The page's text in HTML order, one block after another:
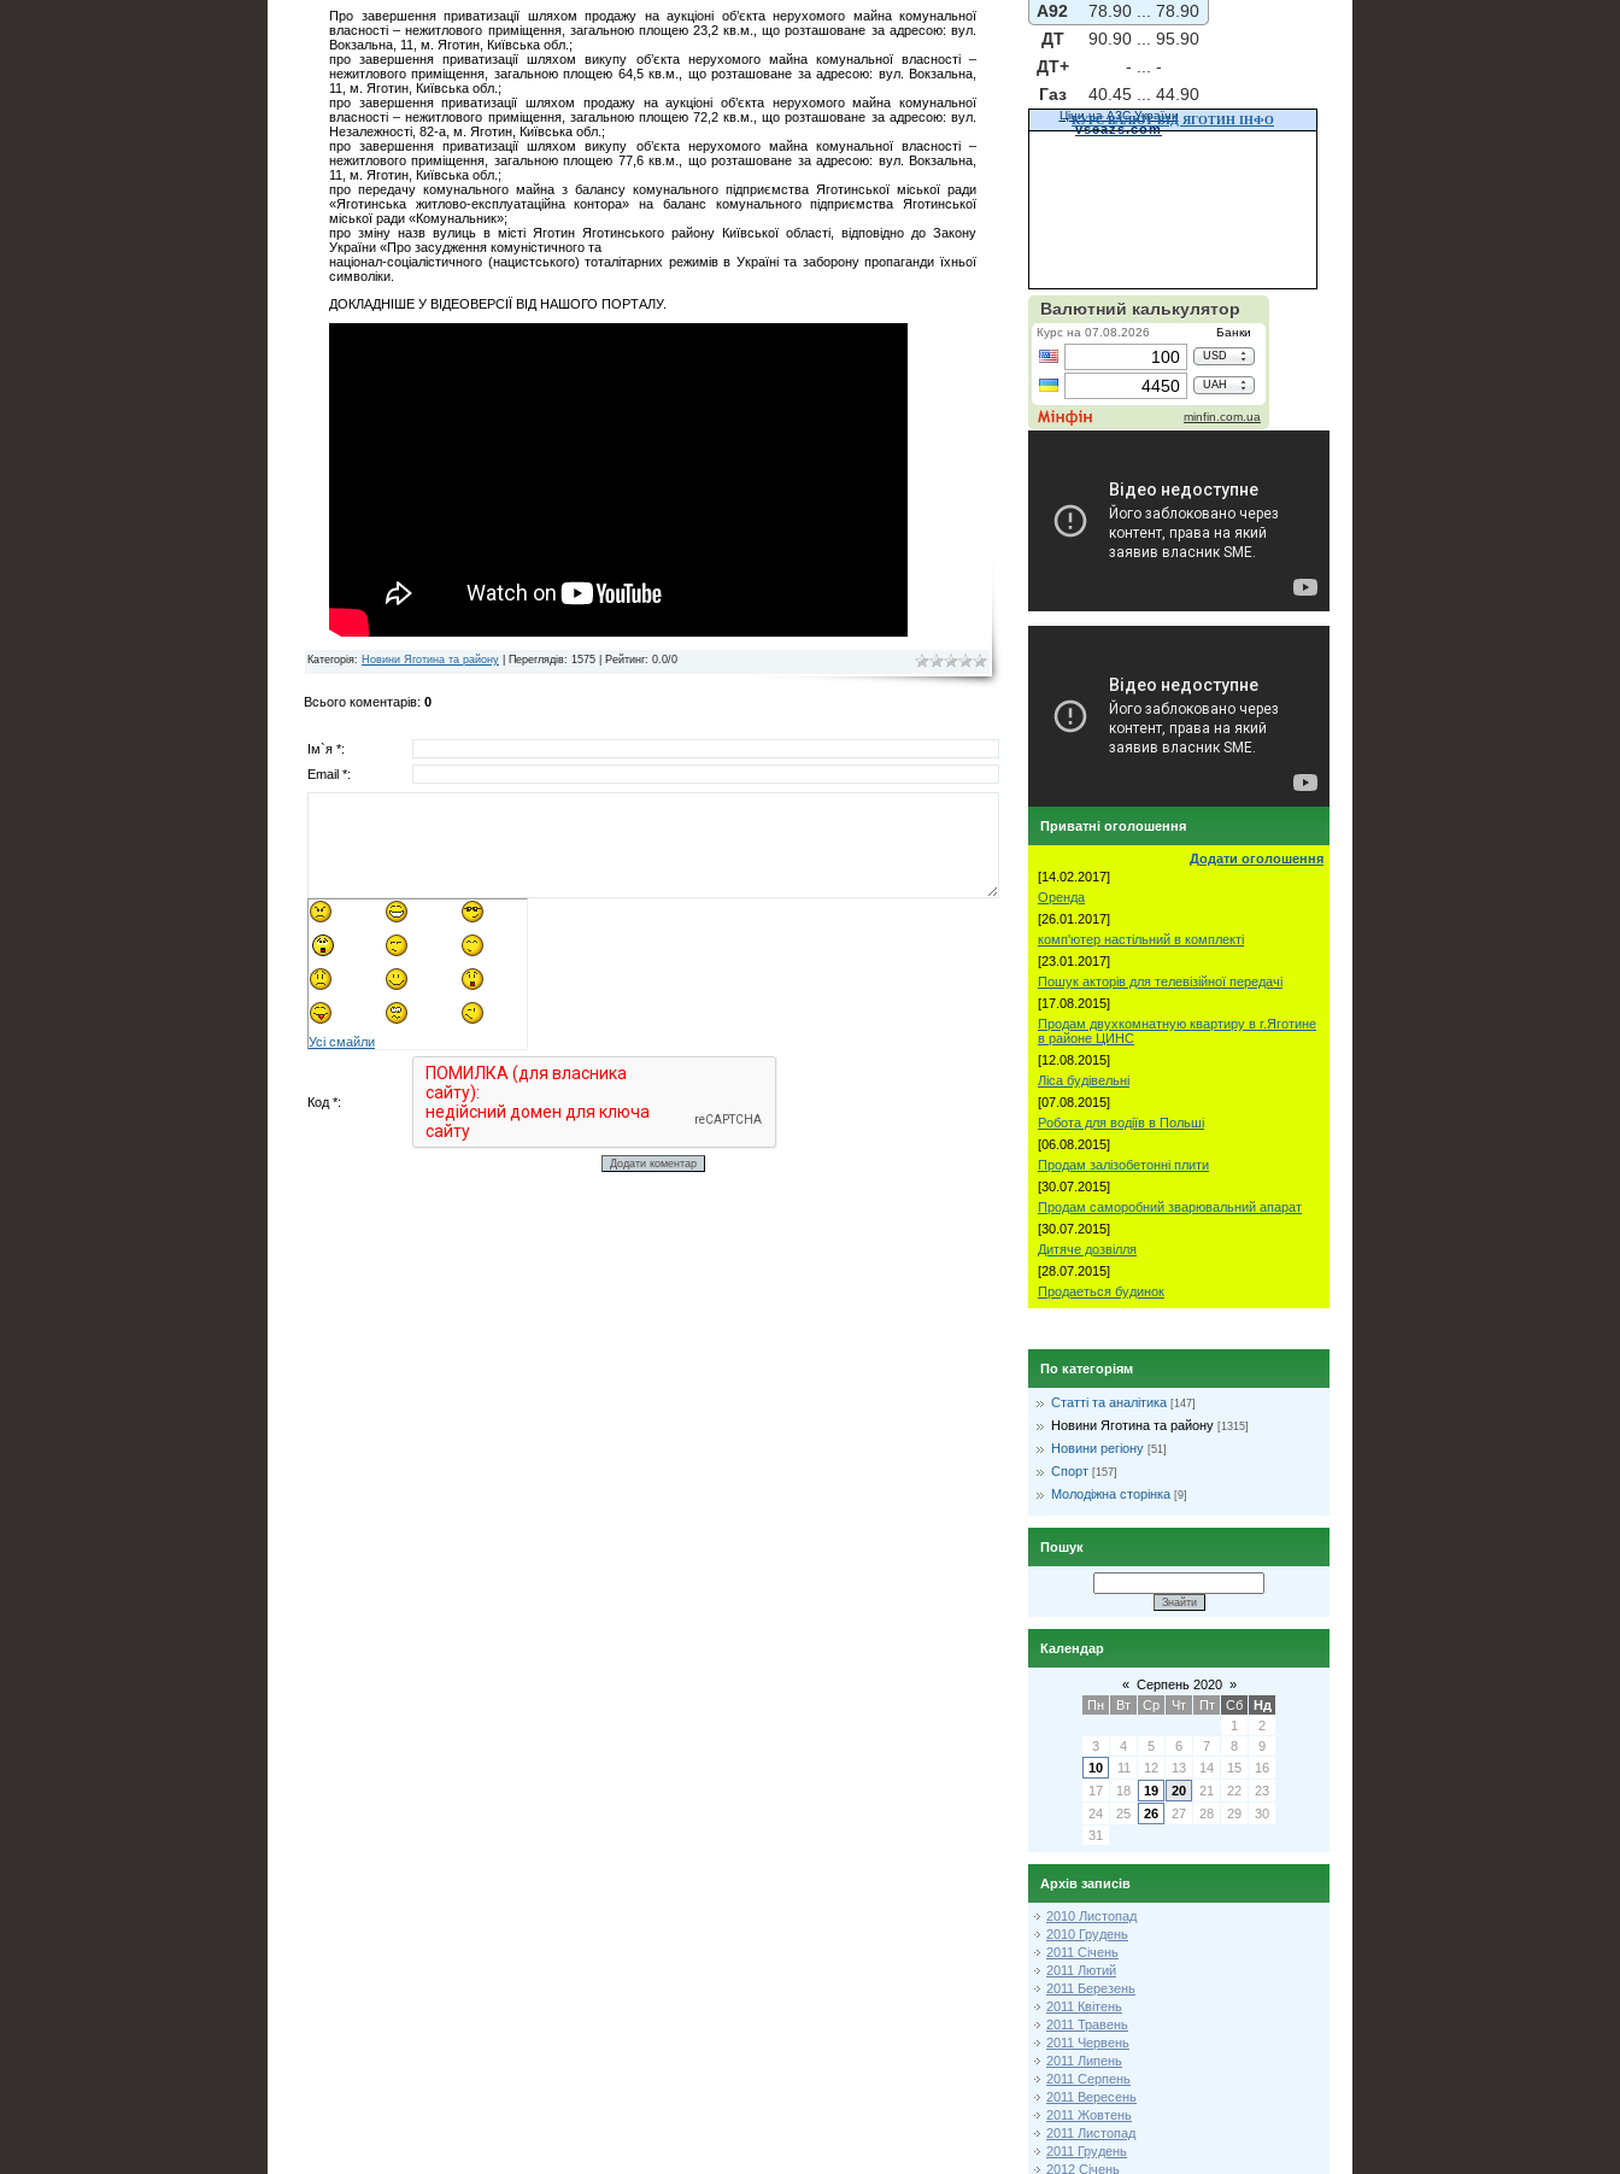
Про завершення приватизації шляхом продажу на аукціоні об’єкта нерухомого майна комунальної
власності – нежитлового приміщення, загальною площею 23,2 кв.м., що розташоване за адресою: вул.
Вокзальна, 11, м. Яготин, Київська обл.;
про завершення приватизації шляхом викупу об’єкта нерухомого майна комунальної власності –
нежитлового приміщення, загальною площею 64,5 кв.м., що розташоване за адресою: вул. Вокзальна,
11, м. Яготин, Київська обл.;
про завершення приватизації шляхом продажу на аукціоні об’єкта нерухомого майна комунальної
власності – нежитлового приміщення, загальною площею 72,2 кв.м., що розташоване за адресою: вул.
Незалежності, 82-а, м. Яготин, Київська обл.;
про завершення приватизації шляхом викупу об’єкта нерухомого майна комунальної власності –
нежитлового приміщення, загальною площею 77,6 кв.м., що розташоване за адресою: вул. Вокзальна,
11, м. Яготин, Київська обл.;
про передачу комунального майна з балансу комунального підприємства Яготинської міської ради
«Яготинська житлово-експлуатаційна контора» на баланс комунального підприємства Яготинської
міської ради «Комунальник»;
про зміну назв вулиць в місті Яготин Яготинського району Київської області, відповідно до Закону
України «Про засудження комуністичного та
націонал-соціалістичного (нацистського) тоталітарних режимів в Україні та заборону пропаганди їхньої
символіки.
ДОКЛАДНІШЕ У ВІДЕОВЕРСІЇ ВІД НАШОГО ПОРТАЛУ.
Категорія: Новини Яготина та району Переглядів: 1575 | Рейтинг: 0.0/0
Всього коментарів: 0
Ім`я *:
Email *:
Усі смайли
Код *:
A92
78.90 ...
78.90
ДТ
90.90 ...
95.90
ДТ+
- ...
-
Газ
40.45 ... 44.90
Ціни на АЗС України
vseazs.com
КУРС ВАЛЮТ ВІД ЯГОТИН ІНФО
Приватні оголошення
Додати оголошення
[14.02.2017]
Оренда
[26.01.2017]
комп'ютер настільний в комплекті
[23.01.2017]
Пошук акторів для телевізійної передачі
[17.08.2015]
Продам двухкомнатную квартиру в г.Яготине
в районе ЦИНС
[12.08.2015]
Ліса будівельні
[07.08.2015]
Робота для водіїв в Польші
[06.08.2015]
Продам залізобетонні плити
[30.07.2015]
Продам саморобний зварювальний апарат
[30.07.2015]
Дитяче дозвілля
[28.07.2015]
Продаеться будинок
По категоріям
Статті та аналітика [147]
Новини Яготина та району [1315]
Новини регіону [51]
Спорт [157]
Молодіжна сторінка [9]
Пошук
Календар
« Серпень 2020 »
Пн
Вт Ср Чт Пт Сб
Нд
1
2
3
4 5 6 7 8
9
10
11 12 13 14 15
16
17
18 19 20 21 22
23
24
25 26 27 28 29
30
31
Архів записів
2010 Листопад
2010 Грудень
2011 Січень
2011 Лютий
2011 Березень
2011 Квітень
2011 Травень
2011 Червень
2011 Липень
2011 Серпень
2011 Вересень
2011 Жовтень
2011 Листопад
2011 Грудень
2012 Січень